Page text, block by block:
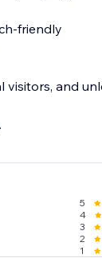
friendly
visitors, and
5
4
3
2
1